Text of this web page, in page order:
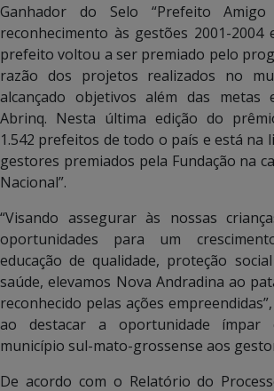
Ganhador do Selo “Prefeito
reconhecimento às gestões 2001-2004
prefeito voltou a ser premiado pelo
razão dos projetos realizados no
alcançado objetivos além das metas
Abrinq. Nesta última edição do
1.542 prefeitos de todo o país e está na
gestores premiados pela Fundação na
Nacional”.
“Visando assegurar às nossas
oportunidades para um
educação de qualidade, proteção
saúde, elevamos Nova Andradina ao
reconhecido pelas ações
ao destacar a oportunidade ímpar
município sul-mato-grossense aos
De acordo com o Relatório do